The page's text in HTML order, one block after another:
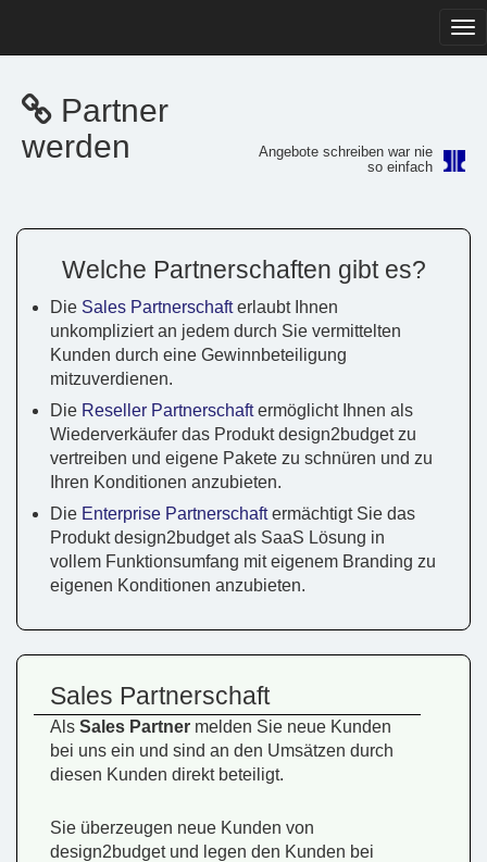
Partner
werden
Angebote schreiben war nie
so einfach
Welche Partnerschaften gibt es?
Die Sales Partnerschafterlaubt Ihnen
unkompliziert an jedem durch Sie vermittelten
Kunden durch eine Gewinnbeteiligung
mitzuverdienen.
Die Reseller Partnerschaftermöglicht Ihnen als
Wiederverkäufer das Produkt design2budget zu
vertreiben und eigene Pakete zu schnüren und zu
Ihren Konditionen anzubieten.
Die Enterprise Partnerschaftermächtigt Sie das
Produkt design2budget als SaaS Lösung in
vollem Funktionsumfang mit eigenem Branding zu
eigenen Konditionen anzubieten.
Sales Partnerschaft
Als Sales Partner melden Sie neue Kunden
bei uns ein und sind an den Umsätzen durch
diesen Kunden direkt beteiligt.
Sie überzeugen neue Kunden von
design2budget und legen den Kunden bei